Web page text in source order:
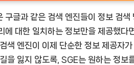
구글과 같은 검색 엔진들이 정보 검
에 대한 일치하는 정보만을 제공했
색 엔진이 이제 단순한 정보 제공자
을 잃지 않도록, SGE는 원하는 정보